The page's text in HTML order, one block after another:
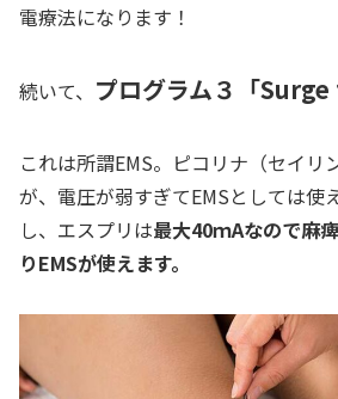
電療法になります！
続いて、 プログラム３「Surge
これは所謂EMS。ピコリナ（セイリ
が、電圧が弱すぎてEMSとしては使
し、エスプリは最大40ｍAなので麻
りEMSが使えます。